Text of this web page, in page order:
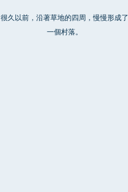
很久以前，沿著草地的四周，慢慢形成了
一個村落。